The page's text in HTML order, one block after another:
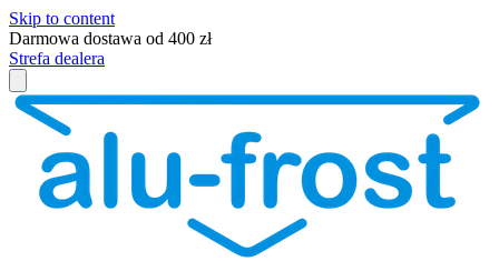
Skip to content
Darmowa dostawa od 400 zł
Strefa dealera